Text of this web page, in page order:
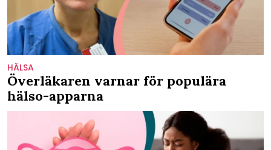
HÄLSA
Överläkaren varnar för populära
hälso-apparna